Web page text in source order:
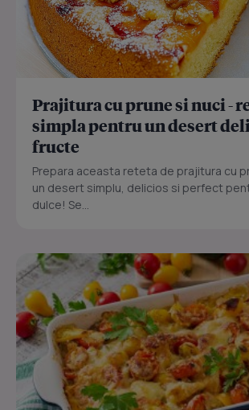
Prajitura cu prune si nuci -
simpla pentru un desert
fructe
Prepara aceasta reteta de prajitura cu
un desert simplu, delicios si perfect
dulce! Se...